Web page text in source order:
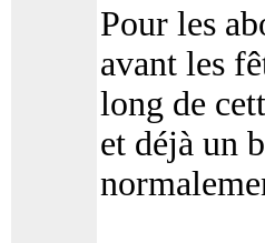
Pour les
avant les
long de
et déjà un